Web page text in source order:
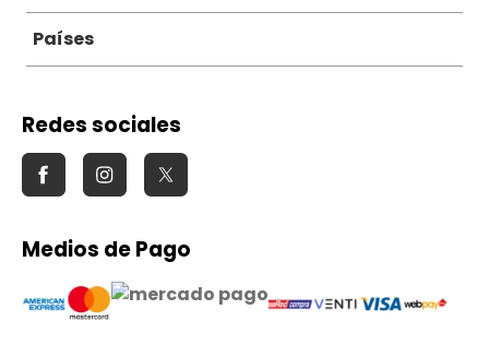
Países
Redes sociales
Medios de Pago